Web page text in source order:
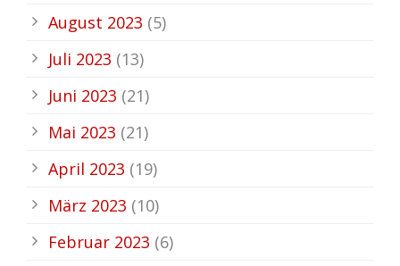
August 2023 (5)
Juli 2023 (13)
Juni 2023 (21)
Mai 2023 (21)
April 2023 (19)
März 2023 (10)
Februar 2023 (6)